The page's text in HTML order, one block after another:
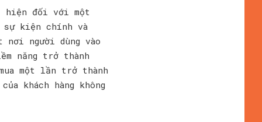
hiện đối với một
sự kiện chính và
nơi người dùng vào
năng trở thành
một lần trở thành
khách hàng không